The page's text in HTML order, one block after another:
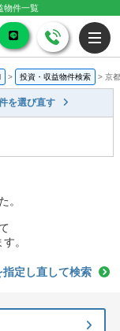
物件一覧
> 投資・収益物件検索 > 京
を選び直す
。
。
指定し直して検索